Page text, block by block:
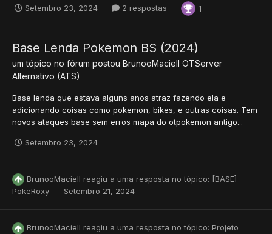
Setembro 23, 2024 2 respostas 1
Base Lenda Pokemon BS (2024)
um tópico no fórum postou BrunooMaciell OTServer
Alternativo (ATS)
Base lenda que estava alguns anos atraz fazendo ela e
adicionando coisas como pokemon, bikes, e outras coisas. Tem
novos ataques base sem erros mapa do otpokemon antigo...
Setembro 23, 2024
BrunooMaciell reagiu a uma resposta no tópico: [BASE]
PokeRoxy
Setembro 21, 2024
BrunooMaciell reagiu a uma resposta no tópico: Projeto